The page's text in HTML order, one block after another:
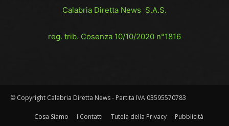
Calabria Diretta News S.A.S.
reg. trib. Cosenza 10/10/2020 n°1816
© Copyright Calabria Diretta News - Partita IVA 03595570783
Cosa Siamo I Contatti Tutela della Privacy Pubblicità